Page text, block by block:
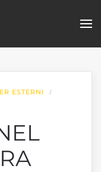
ESTERNI